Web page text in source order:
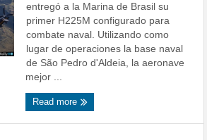
entregó a la Marina de Brasil su
primer H225M configurado para
combate naval. Utilizando como
lugar de operaciones la base naval
de São Pedro d'Aldeia, la aeronave
mejor ...
Read more